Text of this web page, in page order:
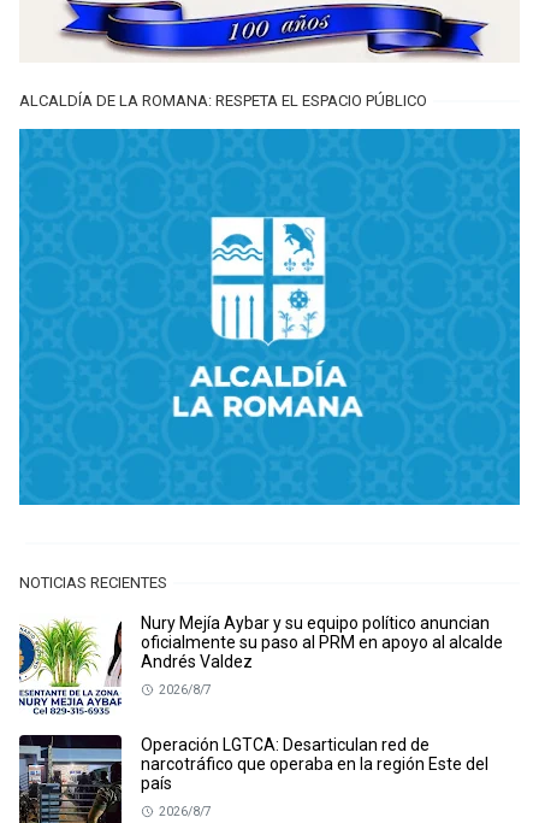
ALCALDÍA DE LA ROMANA: RESPETA EL ESPACIO PÚBLICO
NOTICIAS RECIENTES
Nury Mejía Aybar y su equipo político anuncian
oficialmente su paso al PRM en apoyo al alcalde
Andrés Valdez
2026/8/7
Operación LGTCA: Desarticulan red de
narcotráfico que operaba en la región Este del
país
2026/8/7